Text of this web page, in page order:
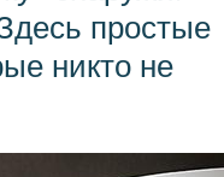
простые
никто не